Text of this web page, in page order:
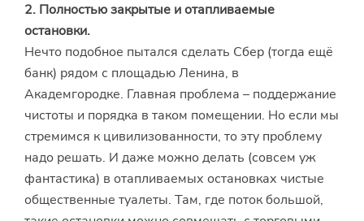
2. Полностью закрытые и отапливаемые
остановки.
Нечто подобное пытался сделать Сбер (тогда ещё
банк) рядом с площадью Ленина, в
Академгородке. Главная проблема – поддержание
чистоты и порядка в таком помещении. Но если мы
стремимся к цивилизованности, то эту проблему
надо решать. И даже можно делать (совсем уж
фантастика) в отапливаемых остановках чистые
общественные туалеты. Там, где поток большой,